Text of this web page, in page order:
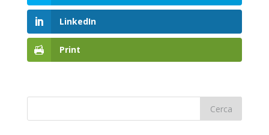
LinkedIn
Print